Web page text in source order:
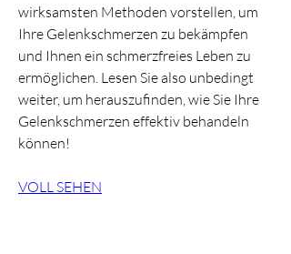
wirksamsten Methoden vorstellen, um
Ihre Gelenkschmerzen zu bekämpfen
und Ihnen ein schmerzfreies Leben zu
ermöglichen. Lesen Sie also unbedingt
weiter, um herauszufinden, wie Sie Ihre
Gelenkschmerzen effektiv behandeln
können!
VOLL SEHEN